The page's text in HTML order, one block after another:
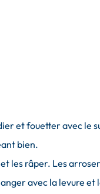
et fouetter avec le
bien.
les râper. Les
avec la levure et